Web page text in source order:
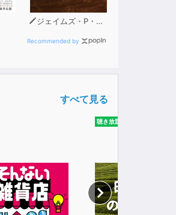
ジェイムズ・P・ホーガン
Recommended by
すべて見る
聴き放題